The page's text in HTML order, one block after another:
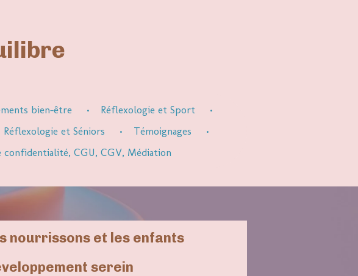
bien-être
Réflexologie et Sport
Réflexologie et Séniors
Témoignages
CGU, CGV, Médiation
nourrissons et les enfants
serein